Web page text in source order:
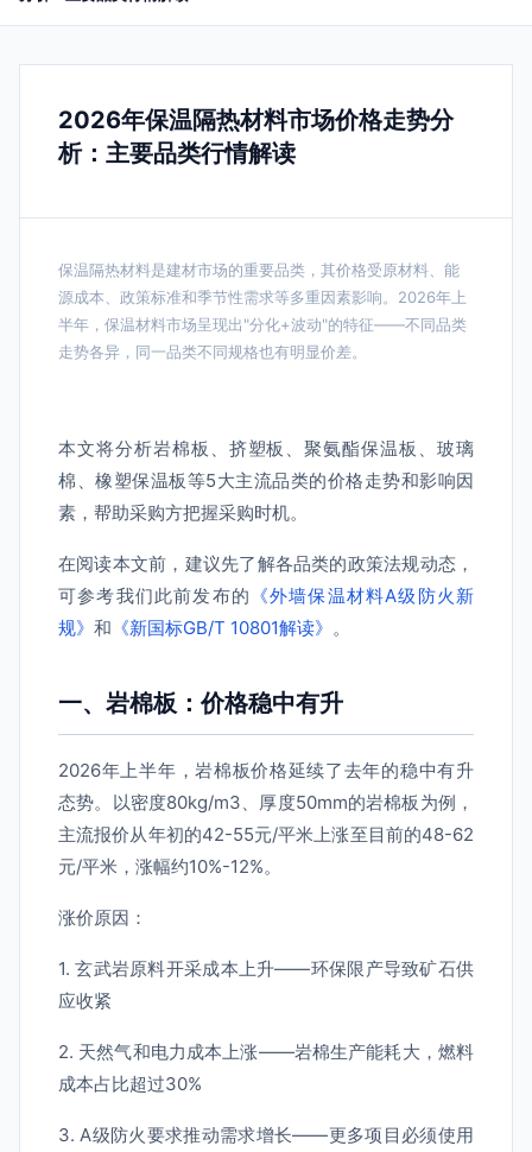
2026年保温隔热材料市场价格走势分
析：主要品类行情解读
保温隔热材料是建材市场的重要品类，其价格受原材料、能
源成本、政策标准和季节性需求等多重因素影响。2026年上
半年，保温材料市场呈现出"分化+波动"的特征——不同品类
走势各异，同一品类不同规格也有明显价差。
本文将分析岩棉板、挤塑板、聚氨酯保温板、玻璃
棉、橡塑保温板等5大主流品类的价格走势和影响因
素，帮助采购方把握采购时机。
在阅读本文前，建议先了解各品类的政策法规动态，
可参考我们此前发布的 《外墙保温材料A级防火新
规》 和 《新国标GB/T 10801解读》 。
一、岩棉板：价格稳中有升
2026年上半年，岩棉板价格延续了去年的稳中有升
态势。以密度80kg/m3、厚度50mm的岩棉板为例，
主流报价从年初的42-55元/平米上涨至目前的48-62
元/平米，涨幅约10%-12%。
涨价原因：
1. 玄武岩原料开采成本上升——环保限产导致矿石供
应收紧
2. 天然气和电力成本上涨——岩棉生产能耗大，燃料
成本占比超过30%
3. A级防火要求推动需求增长——更多项目必须使用